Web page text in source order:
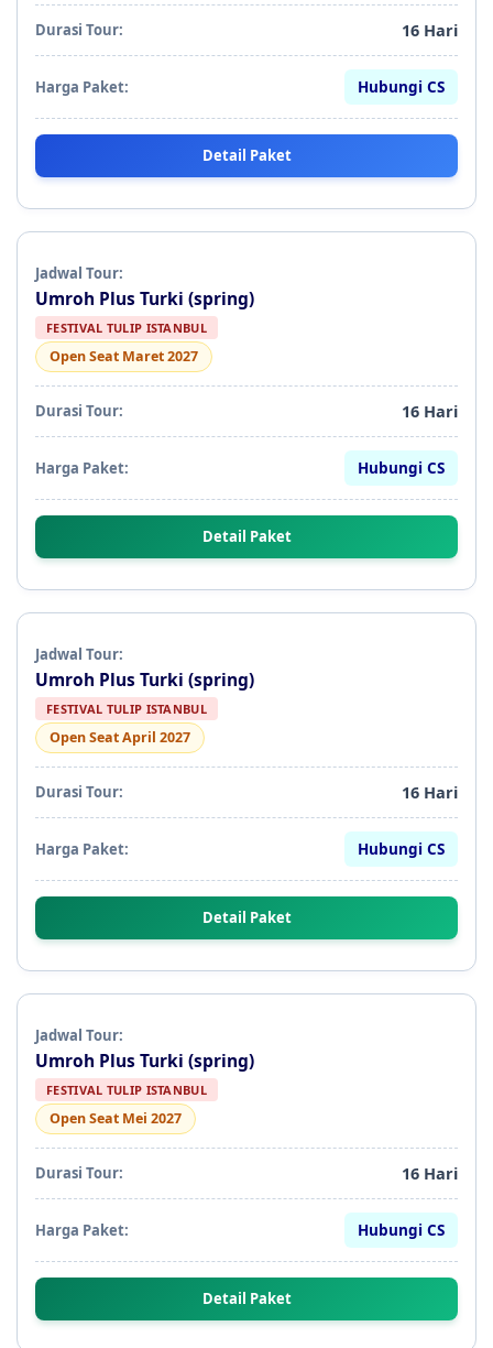
16 Hari
Hubungi CS
Detail Paket
Umroh Plus Turki (spring)
FESTIVAL TULIP ISTANBUL
Open Seat Maret 2027
16 Hari
Hubungi CS
Detail Paket
Umroh Plus Turki (spring)
FESTIVAL TULIP ISTANBUL
Open Seat April 2027
16 Hari
Hubungi CS
Detail Paket
Umroh Plus Turki (spring)
FESTIVAL TULIP ISTANBUL
Open Seat Mei 2027
16 Hari
Hubungi CS
Detail Paket